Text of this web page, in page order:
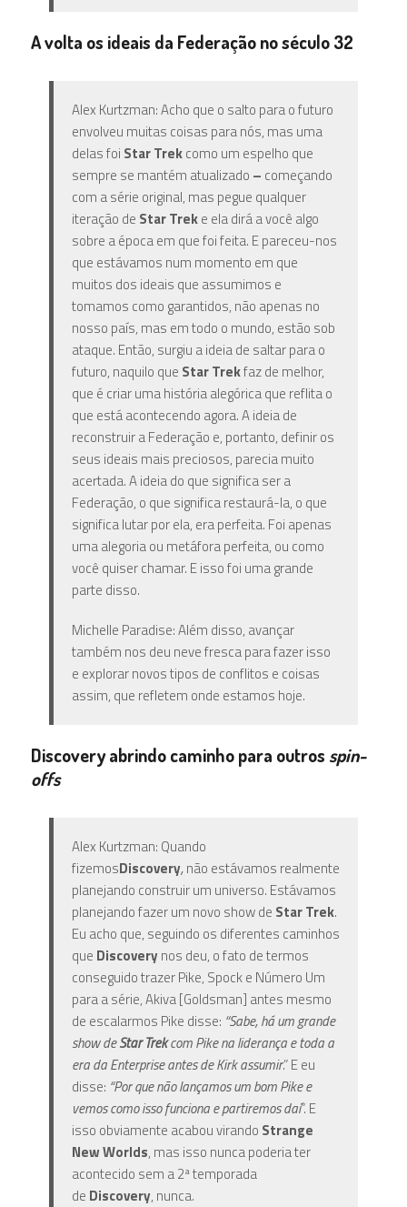
A volta os ideais da Federação noséculo 32
Alex Kurtzman: Acho que o salto para o futuro
envolveu muitas coisas para nós, mas uma
delas foi Star Trekcomo um espelho que
sempre se mantém atualizado – começando
com a série original, mas pegue qualquer
iteração de Star Treke ela dirá a você algo
sobre a época em que foi feita. E pareceu-nos
que estávamos num momento em que
muitos dos ideais que assumimos e
tomamos como garantidos, não apenas no
nosso país, mas em todo o mundo, estão sob
ataque. Então, surgiu a ideia de saltar para o
futuro, naquilo que Star Trekfaz de melhor,
que é criar uma história alegórica que reflita o
que está acontecendo agora. A ideia de
reconstruir a Federação e, portanto, definir os
seus ideais mais preciosos, parecia muito
acertada. A ideia do que significa ser a
Federação, o que significa restaurá-la, o que
significa lutar por ela, era perfeita. Foi apenas
uma alegoria ou metáfora perfeita, ou como
você quiser chamar. E isso foi uma grande
parte disso.
Michelle Paradise: Além disso, avançar
também nos deu neve fresca para fazer isso
e explorar novos tipos de conflitos e coisas
assim, que refletem onde estamos hoje.
Discovery abrindo caminho para outros spin-
offs
Alex Kurtzman: Quando
fizemosDiscovery,não estávamos realmente
planejando construir um universo. Estávamos
planejando fazer um novo show de Star Trek.
Eu acho que, seguindo os diferentes caminhos
que Discoverynos deu, o fato de termos
conseguido trazer Pike, Spock e Número Um
para a série, Akiva [Goldsman] antes mesmo
de escalarmos Pike disse: “Sabe, há um grande
show deStar Trekcom Pike na liderança e toda a
era da Enterprise antes de Kirk assumir.” E eu
disse: “Por que não lançamos um bom Pike e
vemos como isso funciona e partiremos daí”. E
isso obviamente acabou virando Strange
New Worlds, mas isso nunca poderia ter
acontecido sem a 2ª temporada
de Discovery, nunca.